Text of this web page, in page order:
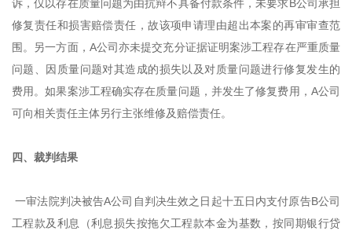
诉，仅以存在质量问题为由抗辩不具备付款条件，未要求B公司承担
修复责任和损害赔偿责任，故该项申请理由超出本案的再审审查范
围。另一方面，A公司亦未提交充分证据证明案涉工程存在严重质量
问题、因质量问题对其造成的损失以及对质量问题进行修复发生的
费用。如果案涉工程确实存在质量问题，并发生了修复费用，A公司
可向相关责任主体另行主张维修及赔偿责任。
四、裁判结果
一审法院判决被告A公司自判决生效之日起十五日内支付原告B公司
工程款及利息（利息损失按拖欠工程款本金为基数，按同期银行贷